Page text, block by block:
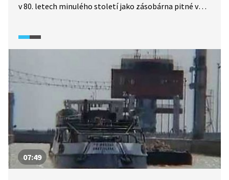
v 80. letech minulého století jako zásobárna pitné vody
70 m.
07:49